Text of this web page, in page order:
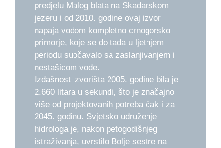
predjelu Malog blata na Skadarskom
jezeru i od 2010. godine ovaj izvor
napaja vodom kompletno crnogorsko
primorje, koje se do tada u ljetnjem
periodu suočavalo sa zaslanjivanjem i
nestašicom vode.
Izdašnost izvorišta 2005. godine bila je
2.660 litara u sekundi, što je značajno
više od projektovanih potreba čak i za
2045. godinu. Svjetsko udruženje
hidrologa je, nakon petogodišnjeg
istraživanja, uvrstilo Bolje sestre na